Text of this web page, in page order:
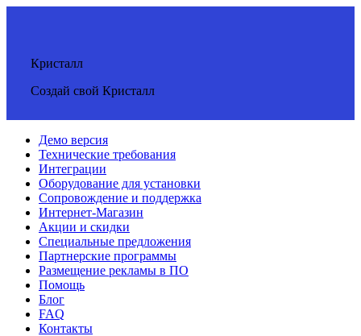
Кристалл
Создай свой Кристалл
Демо версия
Технические требования
Интеграции
Оборудование для установки
Сопровождение и поддержка
Интернет-Магазин
Акции и скидки
Специальные предложения
Партнерские программы
Размещение рекламы в ПО
Помощь
Блог
FAQ
Контакты